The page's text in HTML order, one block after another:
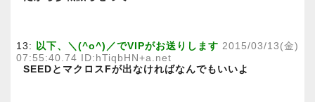
13: 以下、＼(^o^)／でVIPがお送りします 2015/03/13(金)
07:55:40.74 ID:hTiqbHN+a.net
SEEDとマクロスFが出なければなんでもいいよ